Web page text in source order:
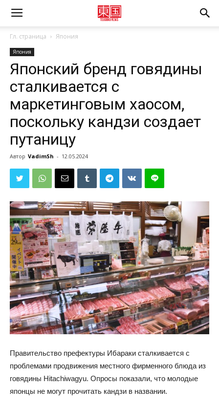
Гл. страница Япония
Япония
Японский бренд говядины
сталкивается с
маркетинговым хаосом,
поскольку кандзи создает
путаницу
Автор VadimSh - 12.05.2024
Правительство префектуры Ибараки сталкивается с
проблемами продвижения местного фирменного блюда из
говядины Hitachiwagyu. Опросы показали, что молодые
японцы не могут прочитать кандзи в названии.